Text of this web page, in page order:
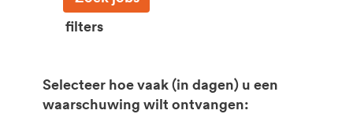
filters
Selecteer hoe vaak (in dagen) u een
waarschuwing wilt ontvangen: